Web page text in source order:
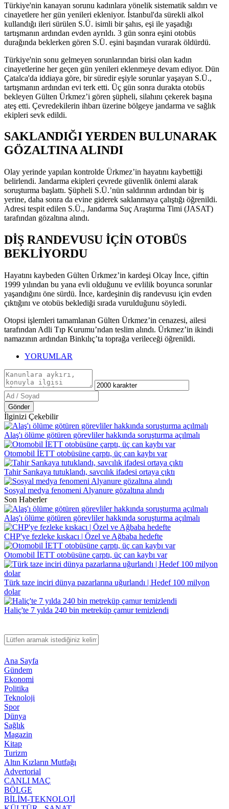
Türkiye'nin kanayan sorunu kadınlara yönelik sistematik saldırı ve
cinayetlere her gün yenileri ekleniyor. İstanbul'da sürekli alkol
kullandığı ileri sürülen S.Ü. isimli bir şahıs, eşi ile yaşadığı
tartışmanın ardından evden ayrıldı. 3 gün sonra eşini otobüs
durağında beklerken gören S.Ü. eşini başından vurarak öldürdü.
Türkiye'nin sonu gelmeyen sorunlarından birisi olan kadın
cinayetlerine her geçen gün yenileri eklenmeye devam ediyor. Dün
Çatalca'da iddiaya göre, bir süredir eşiyle sorunlar yaşayan S.Ü.,
tartışmanın ardından evi terk etti. Üç gün sonra durakta otobüs
bekleyen Gülten Ürkmez’i gören şüpheli, silahını çekerek başına
ateş etti. Çevredekilerin ihbarı üzerine bölgeye jandarma ve sağlık
ekipleri sevk edildi.
SAKLANDIĞI YERDEN BULUNARAK
GÖZALTINA ALINDI
Olay yerinde yapılan kontrolde Ürkmez’in hayatını kaybettiği
belirlendi. Jandarma ekipleri çevrede güvenlik önlemi alarak
soruşturma başlattı. Şüpheli S.Ü.’nün saldırının ardından bir iş
yerine, daha sonra da evine giderek saklanmaya çalıştığı öğrenildi.
Adresi tespit edilen S.Ü., Jandarma Suç Araştırma Timi (JASAT)
tarafından gözaltına alındı.
DİŞ RANDEVUSU İÇİN OTOBÜS
BEKLİYORDU
Hayatını kaybeden Gülten Ürkmez’in kardeşi Olcay İnce, çiftin
1999 yılından bu yana evli olduğunu ve evlilik boyunca sorunlar
yaşandığını öne sürdü. İnce, kardeşinin diş randevusu için evden
çıktığını ve otobüs beklediği sırada vurulduğunu söyledi.
Otopsi işlemleri tamamlanan Gülten Ürkmez’in cenazesi, ailesi
tarafından Adli Tıp Kurumu’ndan teslim alındı. Ürkmez’in ikindi
namazının ardından Binkılıç’ta toprağa verileceği öğrenildi.
YORUMLAR
Gönder
İlginizi Çekebilir
Alaş'ı ölüme götüren görevliler hakkında soruşturma açılmalı
Otomobil İETT otobüsüne çarptı, üç can kaybı var
Tahir Sarıkaya tutuklandı, savcılık ifadesi ortaya çıktı
Sosyal medya fenomeni Alyanure gözaltına alındı
Son Haberler
Alaş'ı ölüme götüren görevliler hakkında soruşturma açılmalı
CHP'ye fezleke kıskacı | Özel ve Ağbaba hedefte
Otomobil İETT otobüsüne çarptı, üç can kaybı var
Türk taze inciri dünya pazarlarına uğurlandı | Hedef 100 milyon
dolar
Haliç'te 7 yılda 240 bin metreküp çamur temizlendi
Ana Sayfa
Gündem
Ekonomi
Politika
Teknoloji
Spor
Dünya
Sağlık
Magazin
Kitap
Turizm
Altın Kızların Mutfağı
Advertorial
CANLI MAÇ
BÖLGE
BİLİM-TEKNOLOJİ